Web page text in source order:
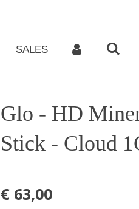
SALES
Glo - HD
Stick - Cloud
€ 63,00